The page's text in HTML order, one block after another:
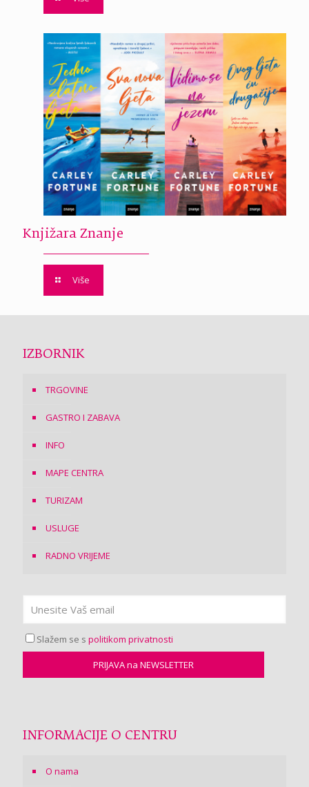
Knjižara Znanje
Više
IZBORNIK
TRGOVINE
GASTRO I ZABAVA
INFO
MAPE CENTRA
TURIZAM
USLUGE
RADNO VRIJEME
Slažem se s politikom privatnosti
INFORMACIJE O CENTRU
O nama